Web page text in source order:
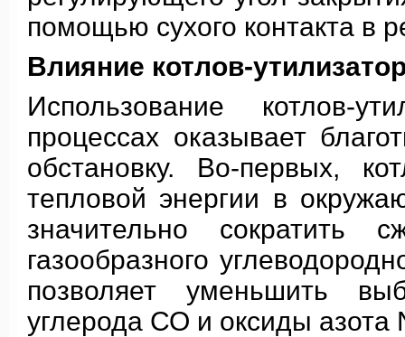
помощью сухого контакта в
Влияние котлов-
Использование котлов-
процессах оказывает
обстановку. Во-первых,
тепловой энергии в
значительно сократить
газообразного
позволяет уменьшить
углерода СО и оксиды азота